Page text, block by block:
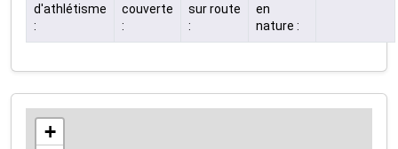
d'athlétisme
:
couverte
:
sur route
:
en
nature :
+